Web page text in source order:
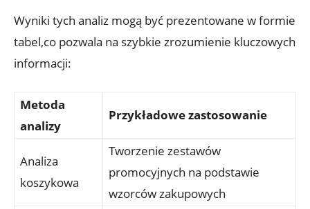
Wyniki tych analiz mogą być prezentowane w ​formie‌
tabel,co pozwala na​ szybkie zrozumienie kluczowych
informacji:
Metoda
analizy
Przykładowe zastosowanie
Analiza
koszykowa
Tworzenie zestawów
promocyjnych na podstawie
wzorców zakupowych